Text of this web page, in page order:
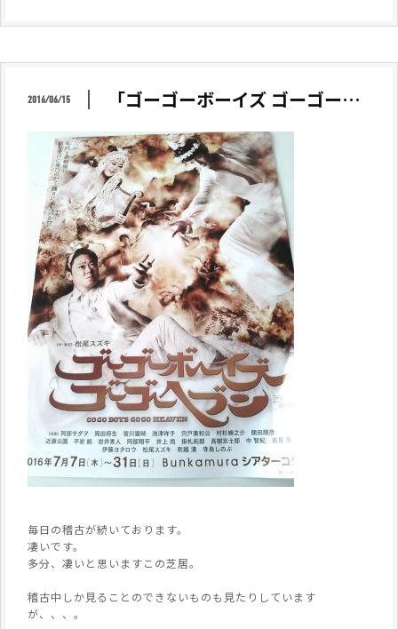
2016/06/15 「ゴーゴーボーイズ ゴーゴー…
毎日の稽古が続いております。
凄いです。
多分、凄いと思いますこの芝居。
稽古中しか見ることのできないものも見たりしています
が、、、。